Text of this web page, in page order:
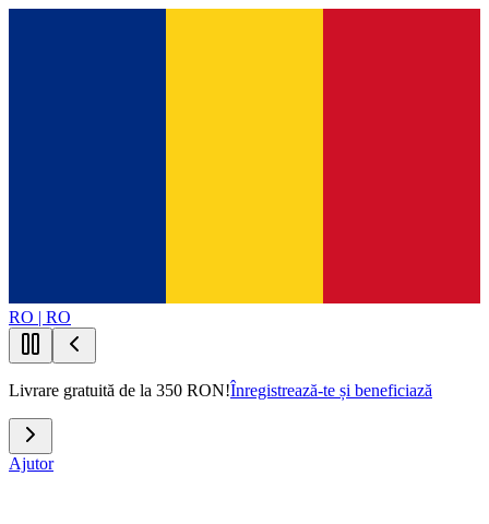
RO | RO
Livrare gratuită de la 350 RON!Înregistrează-te și beneficiază
Ajutor